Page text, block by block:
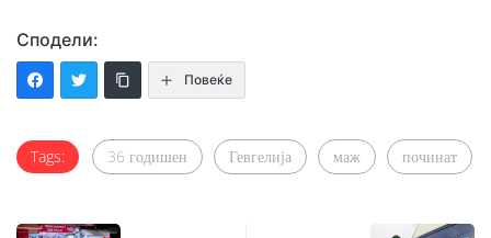
Сподели:
Повеќе
Tags: 36 годишен Гевгелија маж починат